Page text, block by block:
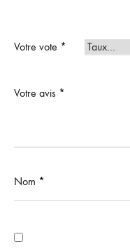
Votre vote *
Votre avis *
Nom *